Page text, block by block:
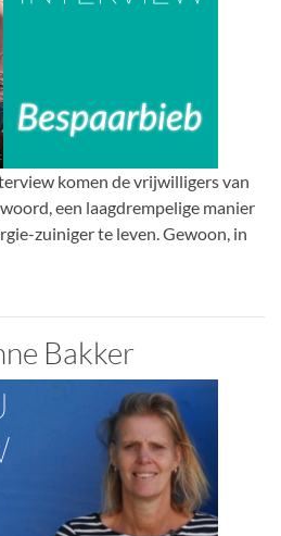
komen de vrijwilligers van
een laagdrempelige manier
zuiniger te leven. Gewoon, in
Bakker